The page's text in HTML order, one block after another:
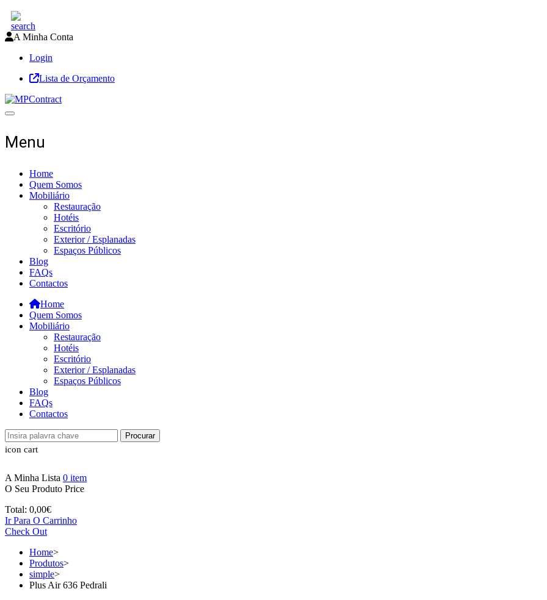
A Minha Conta
Login
Lista de Orçamento
Toggle navigation
Menu
Home
Quem Somos
Mobiliário
Restauração
Hotéis
Escritório
Exterior / Esplanadas
Espaços Públicos
Blog
FAQs
Contactos
Home
Quem Somos
Mobiliário
Restauração
Hotéis
Escritório
Exterior / Esplanadas
Espaços Públicos
Blog
FAQs
Contactos
Procurar
icon cart
A Minha Lista 0 item
O Seu Produto Price
Total: 0,00€
Ir Para O Carrinho
Check Out
Home>
Produtos>
simple>
Plus Air 636 Pedrali